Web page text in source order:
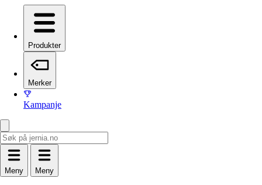
Produkter
Merker
Kampanje
Meny Meny